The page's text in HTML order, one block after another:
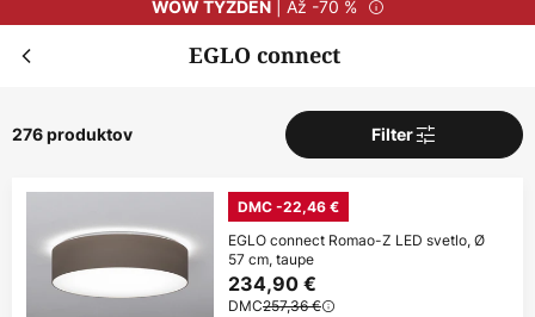
WOW TÝŽDEŇ| Až -70 %
EGLO connect
276 produktov Filter
DMC -22,46 €
EGLO connect Romao-Z LED svetlo, Ø
57 cm, taupe
234,90 €
DMC257,36 €